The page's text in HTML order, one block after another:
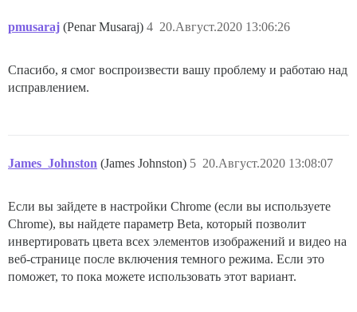
pmusaraj (Penar Musaraj) 20.Август.2020 13:06:26
4
Спасибо, я смог воспроизвести вашу проблему и работаю над
исправлением.
James_Johnston (James Johnston) 20.Август.2020 13:08:07
5
Если вы зайдете в настройки Chrome (если вы используете
Chrome), вы найдете параметр Beta, который позволит
инвертировать цвета всех элементов изображений и видео на
веб-странице после включения темного режима. Если это
поможет, то пока можете использовать этот вариант.